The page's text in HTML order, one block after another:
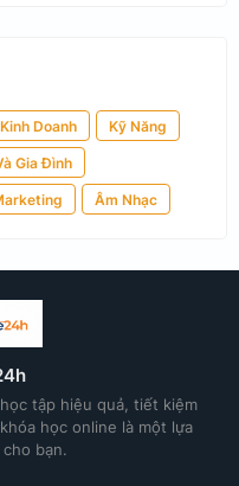
Kinh Doanh Kỹ Năng
Gia Đình
Âm Nhạc
tập hiệu quả, tiết kiệm
học online là một lựa
bạn.